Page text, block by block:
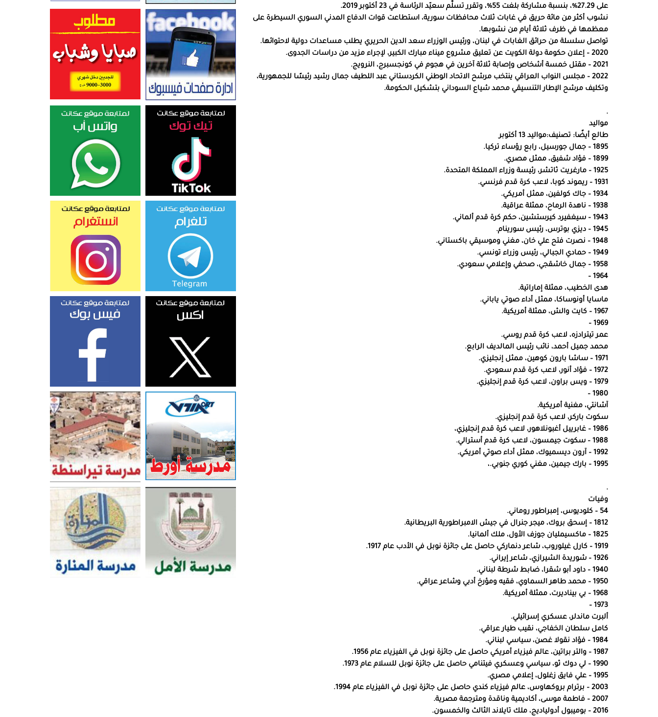
على 27.29%، بنسبة مشاركة بلغت 55%، وتقرر تسلُّم سعيّد الرئاسة في 23 أكتوبر 2019.
نشوب أكثر من مائة حريق في غابات ثلاث محافظات سورية، استطاعت قوات الدفاع المدني السوري السيطرة على
معظمها في ظرف ثلاثة أيام من نشوبها.
تواصل سلسلة من حرائق الغابات في لبنان، ورئيس الوزراء سعد الدين الحريري يطلب مساعدات دولية لاحتوائها.
2020 – إعلان حكومة دولة الكويت عن تعليق مشروع ميناء مبارك الكبير، لإجراء مزيد من دراسات الجدوى.
2021 – مقتل خمسة أشخاص وإصابة ثلاثة آخرين في هجوم في كونجسبرج، النرويج.
2022 – مجلس النواب العراقي ينتخب مرشح الاتحاد الوطني الكردستاني عبد اللطيف جمال رشيد رئيسًا للجمهورية،
وتكليف مرشح الإطار التنسيقي محمد شياع السوداني بتشكيل الحكومة.
.
مواليد
طالع أيضًا: تصنيف:مواليد 13 أكتوبر
1895 – جمال جورسيل، رابع رؤساء تركيا.
1899 – فؤاد شفيق، ممثل مصري.
1925 – مارغريت ثاتشر، رئيسة وزراء المملكة المتحدة.
1931 – ريموند كوبا، لاعب كرة قدم فرنسي.
1934 – جاك كولفين، ممثل أمريكي.
1938 – ناهدة الرماح، ممثلة عراقية.
1943 – سيغفيرد كيرستشين، حكم كرة قدم ألماني.
1945 – ديزي بوترس، رئيس سورينام.
1948 – نصرت فتح علي خان، مغني وموسيقي باكستاني.
1949 – حمادي الجبالي، رئيس وزراء تونسي.
1958 – جمال خاشقجي، صحفي وإعلامي سعودي.
1964 –
هدى الخطيب، ممثلة إماراتية.
ماسايا أونوساكا، ممثل أداء صوتي ياباني.
1967 – كايت والش، ممثلة أمريكية.
1969 –
عمر تيترادزه، لاعب كرة قدم روسي.
محمد جميل أحمد، نائب رئيس المالديف الرابع.
1971 – ساشا بارون كوهين، ممثل إنجليزي.
1972 – فؤاد أنور، لاعب كرة قدم سعودي.
1979 – ويس براون، لاعب كرة قدم إنجليزي.
1980 –
آشانتي، مغنية أمريكية.
سكوت باركر، لاعب كرة قدم إنجليزي.
1986 – غابرييل أغبونلاهور، لاعب كرة قدم إنجليزي،
1988 – سكوت جيمسون، لاعب كرة قدم أسترالي.
1992 – آرون ديسميوك، ممثل أداء صوتي أمريكي.
1995 – بارك جيمين، مغني كوري جنوبي.،
.
وفيات
54 – كلوديوس، إمبراطور روماني.
1812 – إسحق بروك، ميجر جنرال في جيش الامبراطورية البريطانية.
1825 – ماكسيمليان جوزف الأول، ملك ألمانيا.
1919 – كارل غيلوروب، شاعر دنماركي حاصل على جائزة نوبل في الأدب عام 1917.
1926 – شوريدة الشيرازي، شاعر إيراني.
1940 – داود أبو شقرا، ضابط شرطة لبناني.
1950 – محمد طاهر السماوي، فقيه ومؤرخ أدبي وشاعر عراقي.
1968 – بي بيناديرت، ممثلة أمريكية.
1973 –
ألبرت ماندلر، عسكري إسرائيلي.
كامل سلطان الخفاجي، نقيب طيار عراقي.
1984 – فؤاد نقولا غصن، سياسي لبناني.
1987 – والتر براتين، عالم فيزياء أمريكي حاصل على جائزة نوبل في الفيزياء عام 1956.
1990 – لي دوك ثو، سياسي وعسكري فيتنامي حاصل على جائزة نوبل للسلام عام 1973.
1995 – علي فايق زغلول، إعلامي مصري.
2003 – برترام بروكهاوس، عالم فيزياء كندي حاصل على جائزة نوبل في الفيزياء عام 1994.
2007 – فاطمة موسى، أكاديمية وناقدة ومترجمة مصرية.
2016 – بوميبول أدولياديج، ملك تايلاند الثالث والخمسون.